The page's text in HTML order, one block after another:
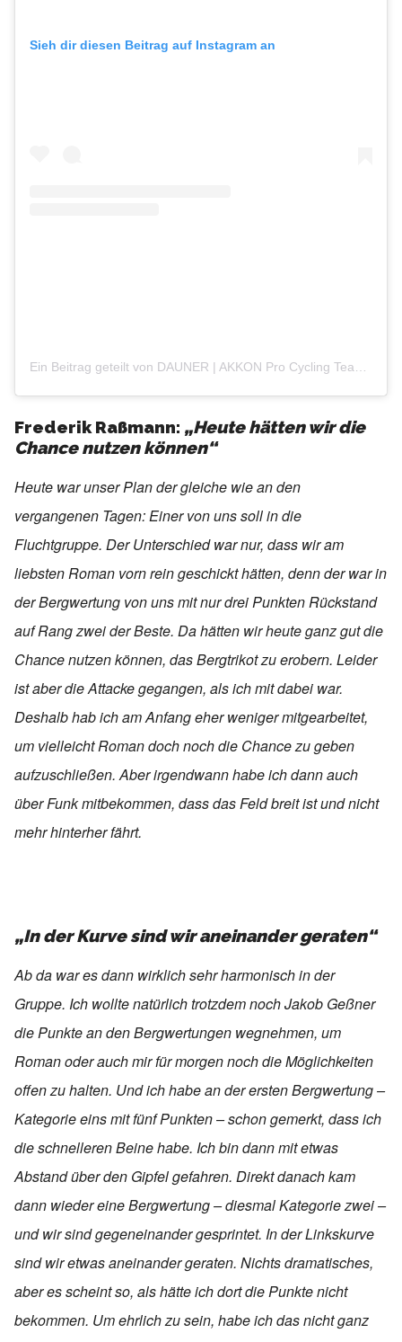
Sieh dir diesen Beitrag auf Instagram an
Ein Beitrag geteilt von DAUNER | AKKON Pro Cycling Team (@daunerakkonprocyclingteam)
Frederik Raßmann: „Heute hätten wir die
Chance nutzen können“
Heute war unser Plan der gleiche wie an den
vergangenen Tagen: Einer von uns soll in die
Fluchtgruppe. Der Unterschied war nur, dass wir am
liebsten Roman vorn rein geschickt hätten, denn der war in
der Bergwertung von uns mit nur drei Punkten Rückstand
auf Rang zwei der Beste. Da hätten wir heute ganz gut die
Chance nutzen können, das Bergtrikot zu erobern. Leider
ist aber die Attacke gegangen, als ich mit dabei war.
Deshalb hab ich am Anfang eher weniger mitgearbeitet,
um vielleicht Roman doch noch die Chance zu geben
aufzuschließen. Aber irgendwann habe ich dann auch
über Funk mitbekommen, dass das Feld breit ist und nicht
mehr hinterher fährt.
„In der Kurve sind wir aneinander geraten“
Ab da war es dann wirklich sehr harmonisch in der
Gruppe. Ich wollte natürlich trotzdem noch Jakob Geßner
die Punkte an den Bergwertungen wegnehmen, um
Roman oder auch mir für morgen noch die Möglichkeiten
offen zu halten. Und ich habe an der ersten Bergwertung –
Kategorie eins mit fünf Punkten – schon gemerkt, dass ich
die schnelleren Beine habe. Ich bin dann mit etwas
Abstand über den Gipfel gefahren. Direkt danach kam
dann wieder eine Bergwertung – diesmal Kategorie zwei –
und wir sind gegeneinander gesprintet. In der Linkskurve
sind wir etwas aneinander geraten. Nichts dramatisches,
aber es scheint so, als hätte ich dort die Punkte nicht
bekommen. Um ehrlich zu sein, habe ich das nicht ganz